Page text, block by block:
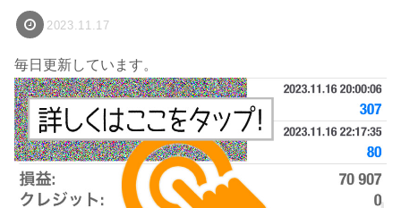
2023.11.17
毎日更新しています。